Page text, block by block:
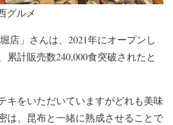
グルメ
店」さんは、2021年にオープンし
累計販売数240,000食突破されたと
キをいただいていますがどれも美味
は、昆布と一緒に熟成させることで